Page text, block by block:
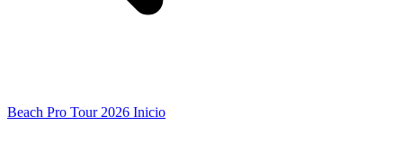
Beach Pro Tour 2026 Inicio